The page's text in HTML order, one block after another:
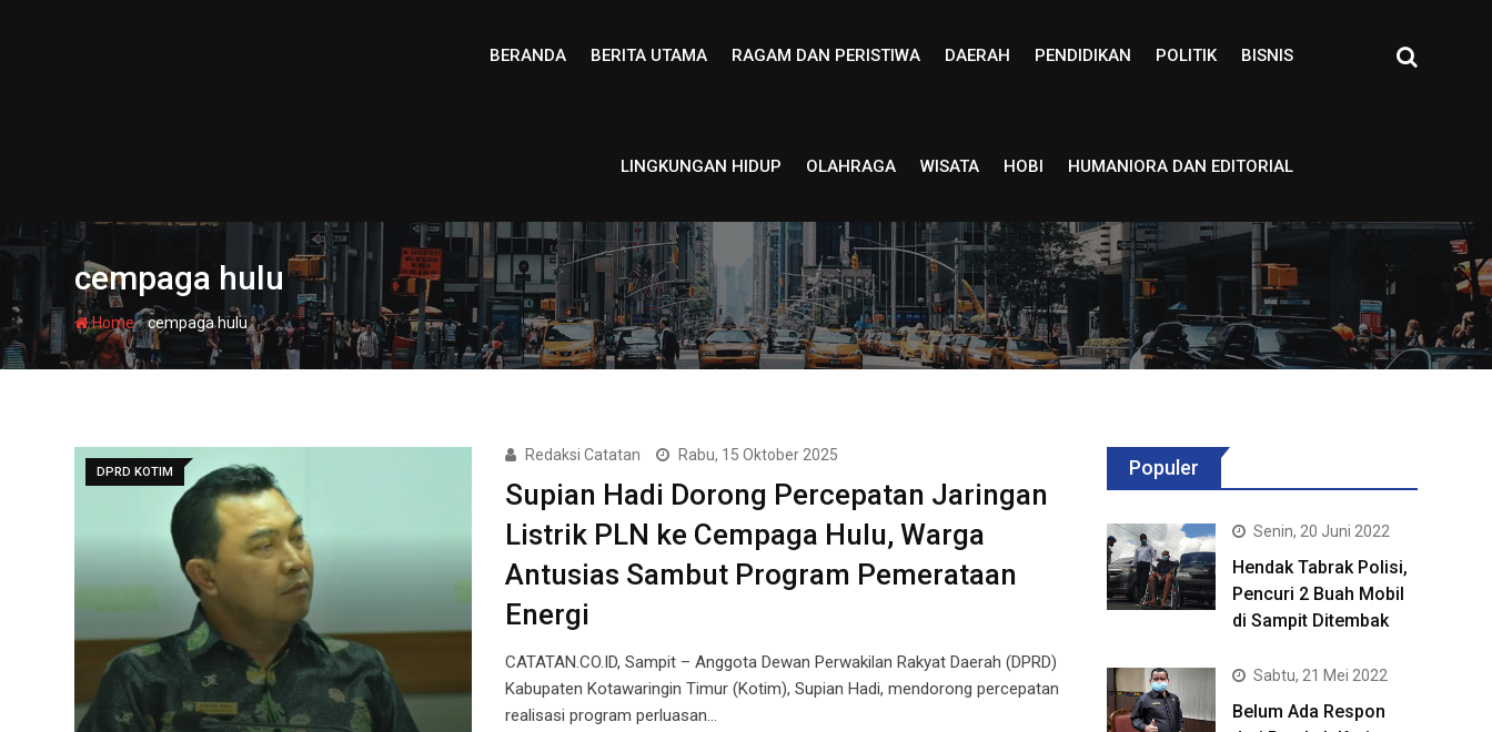
BERANDA BERITA UTAMA RAGAM DAN PERISTIWA DAERAH PENDIDIKAN POLITIK BISNIS
LINGKUNGAN HIDUP OLAHRAGA WISATA HOBI HUMANIORA DAN EDITORIAL
cempaga hulu
Home-cempaga hulu
DPRD KOTIM
Redaksi Catatan Rabu, 15 Oktober 2025
Supian Hadi Dorong Percepatan Jaringan
Listrik PLN ke Cempaga Hulu, Warga
Antusias Sambut Program Pemerataan
Energi
CATATAN.CO.ID, Sampit – Anggota Dewan Perwakilan Rakyat Daerah (DPRD)
Kabupaten Kotawaringin Timur (Kotim), Supian Hadi, mendorong percepatan
realisasi program perluasan…
Populer
Senin, 20 Juni 2022
Hendak Tabrak Polisi,
Pencuri 2 Buah Mobil
di Sampit Ditembak
Sabtu, 21 Mei 2022
Belum Ada Respon